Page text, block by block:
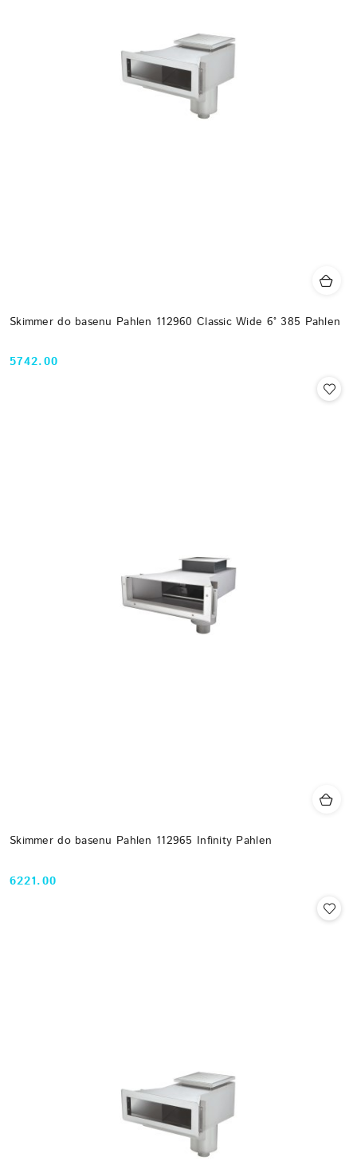
Skimmer do basenu Pahlen 112960 Classic Wide 6° 385 Pahlen
Cena:
5742.00
Skimmer do basenu Pahlen 112965 Infinity Pahlen
Cena:
6221.00